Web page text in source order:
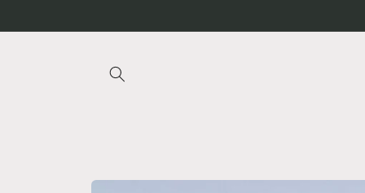
ai contenuti